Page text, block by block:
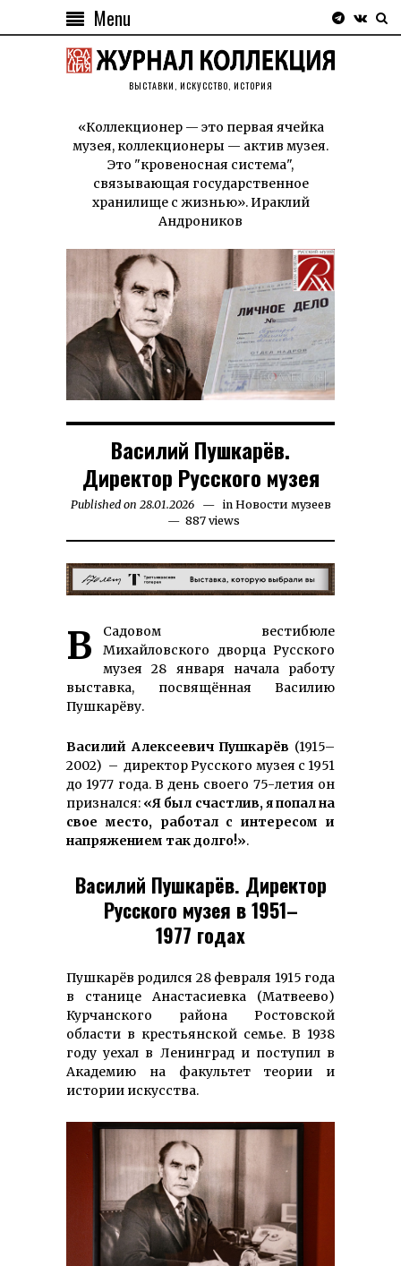
Menu
ВЫСТАВКИ, ИСКУССТВО, ИСТОРИЯ
«Коллекционер — это первая ячейка
музея, коллекционеры — актив музея.
Это "кровеносная система",
связывающая государственное
хранилище с жизнью». Ираклий
Андроников
Василий Пушкарёв.
Директор Русского музея
Published on 28.01.202615.07.2026
in Новости музеев
887 views
В Садовом вестибюле
Михайловского дворца Русского
музея 28 января начала работу
выставка, посвящённая Василию
Пушкарёву.
Василий Алексеевич Пушкарёв (1915–
2002) – директор Русского музея с 1951
до 1977 года. В день своего 75-летия он
признался: «Я был счастлив, я попал на
свое место, работал с интересом и
напряжением так долго!».
Василий Пушкарёв. Директор
Русского музея в 1951–
1977 годах
Пушкарёв родился 28 февраля 1915 года
в станице Анастасиевка (Матвеево)
Курчанского района Ростовской
области в крестьянской семье. В 1938
году уехал в Ленинград и поступил в
Академию на факультет теории и
истории искусства.